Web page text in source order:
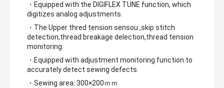
・Equipped with the DIGIFLEX TUNE function, which
digitizes analog adjustments.
・The Upper thred tension sensou ,skip stitch
detection,thread breakage delection,thread tension
monitoring.
・Equipped with adjustment monitoring function to
accurately detect sewing defects.
・Sewing area: 300×200ｍｍ